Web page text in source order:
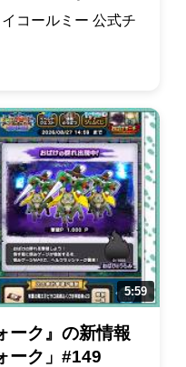
”】
コールミー 公式チ
ーク』の新情報
ーク」#149